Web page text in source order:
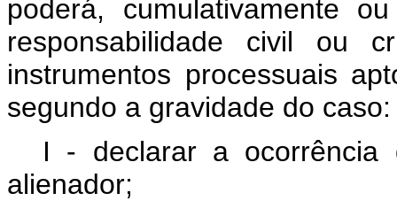
poderá, cumulativamente
responsabilidade civil ou
instrumentos processuais
segundo a gravidade do
I - declarar a ocorrência
alienador;